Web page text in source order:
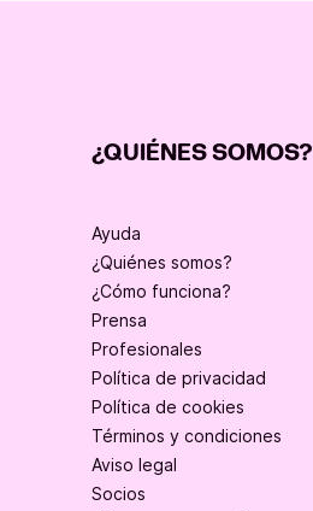
¿QUIÉNES SOMOS?
Ayuda
¿Quiénes somos?
¿Cómo funciona?
Prensa
Profesionales
Política de privacidad
Política de cookies
Términos y condiciones
Aviso legal
Socios